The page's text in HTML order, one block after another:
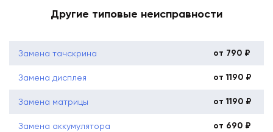
Другие типовые неисправности
Замена тачскрина от 790 ₽
Замена дисплея от 1190 ₽
Замена матрицы от 1190 ₽
Замена аккумулятора от 690 ₽